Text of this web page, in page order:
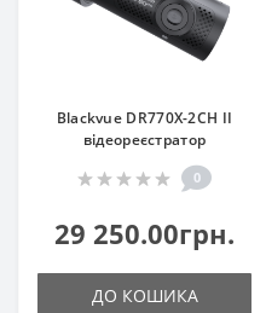
Blackvue DR770X-2CH II
відеореєстратор
0
29 250.00грн.
ДО КОШИКА